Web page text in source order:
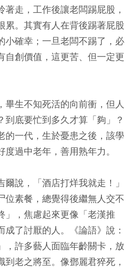
走，工作後讓老闆踢屁股，
累。其實有人在背後踢著屁股
小確幸；一旦老闆不踢了，必
自創價值，這更苦、但一定更
畢生不知死活的向前衝，但人
到底要忙到多久才算「夠」？
的一代，生於憂患之後，該學
過中老年，善用熟年力。
說，「酒店打烊我就走！」
位素餐，總覺得後繼無人交不
」，焦慮起來更像「老漢推
了討厭的人。《論語》說：
，許多藝人面臨年齡關卡，放
老之將至。像鄧麗君猝死，